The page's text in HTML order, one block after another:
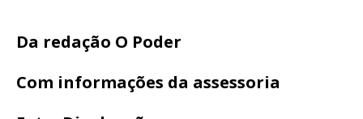
Da redação O Poder
Com informações da assessoria